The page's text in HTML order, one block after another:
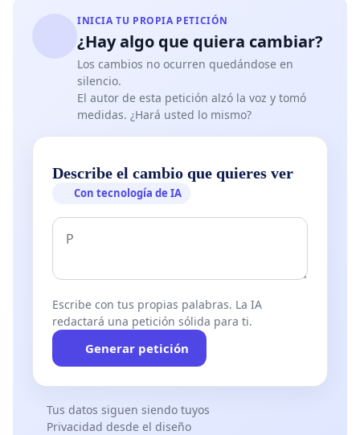
INICIA TU PROPIA PETICIÓN
¿Hay algo que quiera cambiar?
Los cambios no ocurren quedándose en
silencio.
El autor de esta petición alzó la voz y tomó
medidas. ¿Hará usted lo mismo?
Describe el cambio que quieres ver
Con tecnología de IA
Escribe con tus propias palabras. La IA
redactará una petición sólida para ti.
Generar petición
Tus datos siguen siendo tuyos
Privacidad desde el diseño